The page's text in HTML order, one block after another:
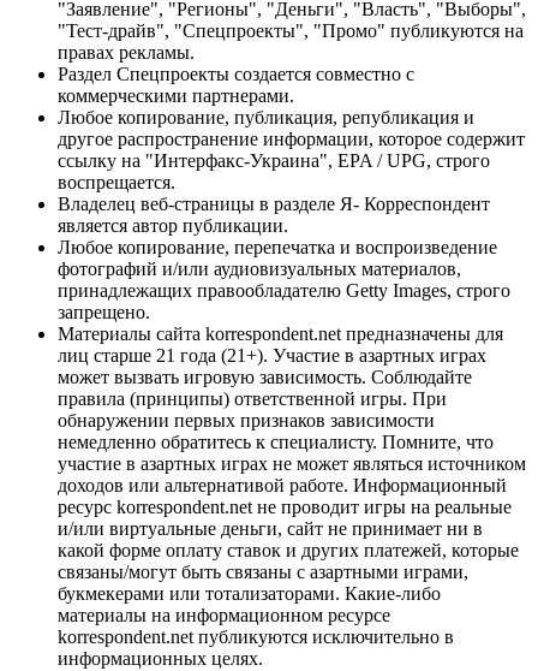
"Заявление", "Регионы", "Деньги", "Власть", "Выборы",
"Тест-драйв", "Спецпроекты", "Промо" публикуются на
правах рекламы.
Раздел Спецпроекты создается совместно с
коммерческими партнерами.
Любое копирование, публикация, републикация и
другое распространение информации, которое содержит
ссылку на "Интерфакс-Украина", EPA / UPG, строго
воспрещается.
Владелец веб-страницы в разделе Я- Корреспондент
является автор публикации.
Любое копирование, перепечатка и воспроизведение
фотографий и/или аудиовизуальных материалов,
принадлежащих правообладателю Getty Images, строго
запрещено.
Материалы сайта korrespondent.net предназначены для
лиц старше 21 года (21+). Участие в азартных играх
может вызвать игровую зависимость. Соблюдайте
правила (принципы) ответственной игры. При
обнаружении первых признаков зависимости
немедленно обратитесь к специалисту. Помните, что
участие в азартных играх не может являться источником
доходов или альтернативой работе. Информационный
ресурс korrespondent.net не проводит игры на реальные
и/или виртуальные деньги, сайт не принимает ни в
какой форме оплату ставок и других платежей, которые
связаны/могут быть связаны с азартными играми,
букмекерами или тотализаторами. Какие-либо
материалы на информационном ресурсе
korrespondent.net публикуются исключительно в
информационных целях.